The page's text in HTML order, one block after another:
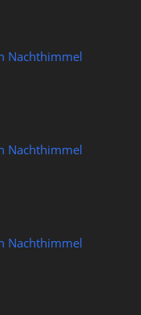
Nachthimmel
Nachthimmel
Nachthimmel